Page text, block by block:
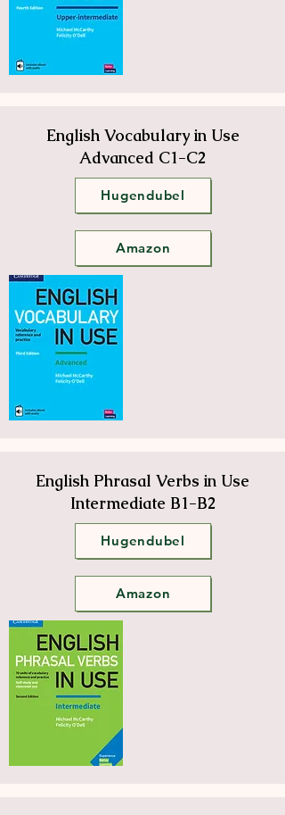
English Vocabulary in Use
Advanced C1-C2
Hugendubel
Amazon
English Phrasal Verbs in Use
Intermediate B1-B2
Hugendubel
Amazon